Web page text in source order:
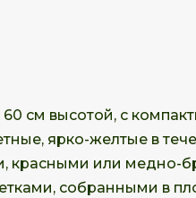
см высотой, с
ярко-желтые в
красными или медно-
собранными в